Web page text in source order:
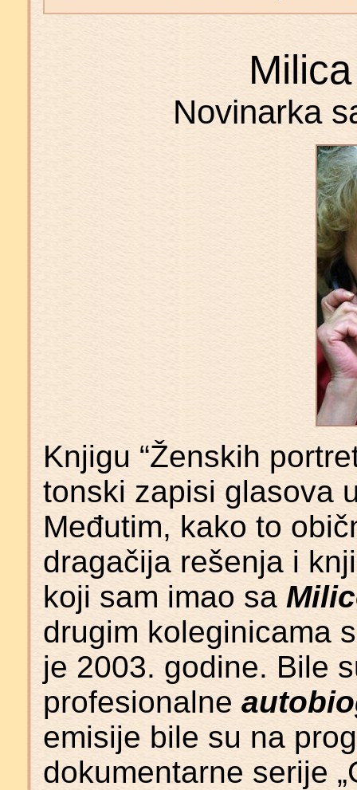
Novinarka
Knjigu “Ženskih
tonski zapisi glasova
Međutim, kako to
dragačija rešenja i
koji sam imao sa
drugim koleginicama
je 2003. godine. Bile
profesionalne
emisije bile su na
dokumentarne serije